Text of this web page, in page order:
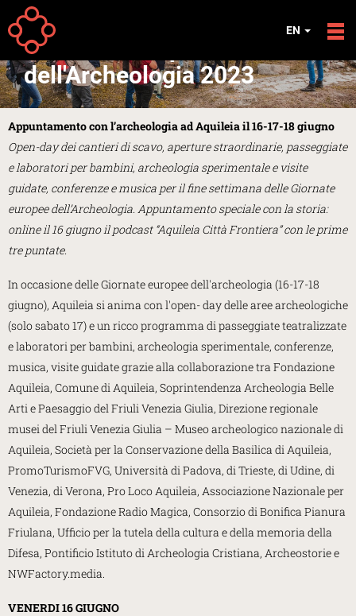
Skip to main content
EN
EVENTS
Giornate Europee
dell'Archeologia 2023
Appuntamento con l’archeologia ad Aquileia il 16-17-18 giugno
Open-day dei cantieri di scavo, aperture straordinarie, passeggiate
e laboratori per bambini, archeologia sperimentale e visite
guidate, conferenze e musica per il fine settimana delle Giornate
europee dell’Archeologia. Appuntamento speciale con la storia:
online il 16 giugno il podcast “Aquileia Città Frontiera” con le prime
tre puntate.
In occasione delle Giornate europee dell'archeologia (16-17-18
giugno), Aquileia si anima con l'open- day delle aree archeologiche
(solo sabato 17) e un ricco programma di passeggiate teatralizzate
e laboratori per bambini, archeologia sperimentale, conferenze,
musica, visite guidate grazie alla collaborazione tra Fondazione
Aquileia, Comune di Aquileia, Soprintendenza Archeologia Belle
Arti e Paesaggio del Friuli Venezia Giulia, Direzione regionale
musei del Friuli Venezia Giulia – Museo archeologico nazionale di
Aquileia, Società per la Conservazione della Basilica di Aquileia,
PromoTurismoFVG, Università di Padova, di Trieste, di Udine, di
Venezia, di Verona, Pro Loco Aquileia, Associazione Nazionale per
Aquileia, Fondazione Radio Magica, Consorzio di Bonifica Pianura
Friulana, Ufficio per la tutela della cultura e della memoria della
Difesa, Pontificio Istituto di Archeologia Cristiana, Archeostorie e
NWFactory.media.
VENERDI 16 GIUGNO